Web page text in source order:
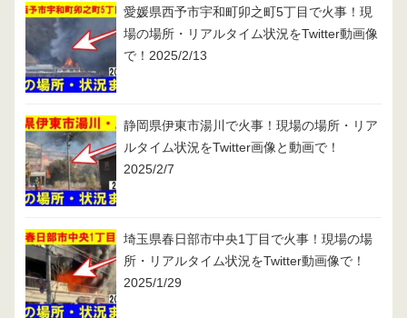
愛媛県西予市宇和町卯之町5丁目で火事！現
場の場所・リアルタイム状況をTwitter動画像
で！2025/2/13
静岡県伊東市湯川で火事！現場の場所・リア
ルタイム状況をTwitter画像と動画で！
2025/2/7
埼玉県春日部市中央1丁目で火事！現場の場
所・リアルタイム状況をTwitter動画像で！
2025/1/29